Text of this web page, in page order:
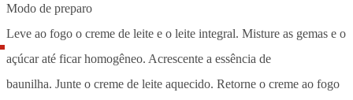
Modo de preparo
Leve ao fogo o creme de leite e o leite integral. Misture as gemas e o
açúcar até ficar homogêneo. Acrescente a essência de
baunilha. Junte o creme de leite aquecido. Retorne o creme ao fogo